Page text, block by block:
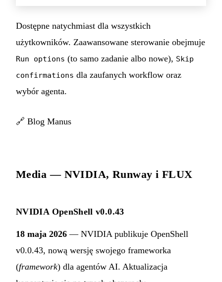
Dostępne natychmiast dla wszystkich
użytkowników. Zaawansowane sterowanie obejmuje
Run options (to samo zadanie albo nowe), Skip
confirmations dla zaufanych workflow oraz
wybór agenta.
🔗 Blog Manus
Media — NVIDIA, Runway i FLUX
NVIDIA OpenShell v0.0.43
18 maja 2026 — NVIDIA publikuje OpenShell
v0.0.43, nową wersję swojego frameworka
(framework) dla agentów AI. Aktualizacja